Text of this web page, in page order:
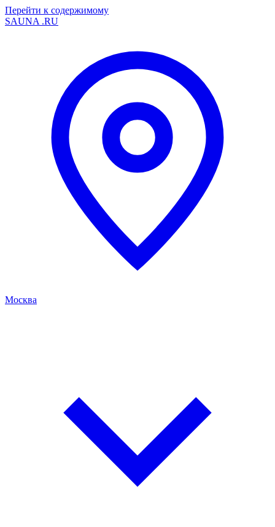
Перейти к содержимому
SAUNA .RU
Москва